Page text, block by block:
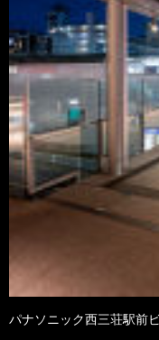
パナソニック西三荘駅前